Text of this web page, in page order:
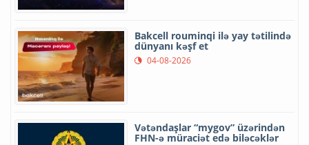
Bakcell rouminqi ilə yay tətilində
dünyanı kəşf et
04-08-2026
Vətəndaşlar “mygov” üzərindən
FHN-ə müraciət edə biləcəklər